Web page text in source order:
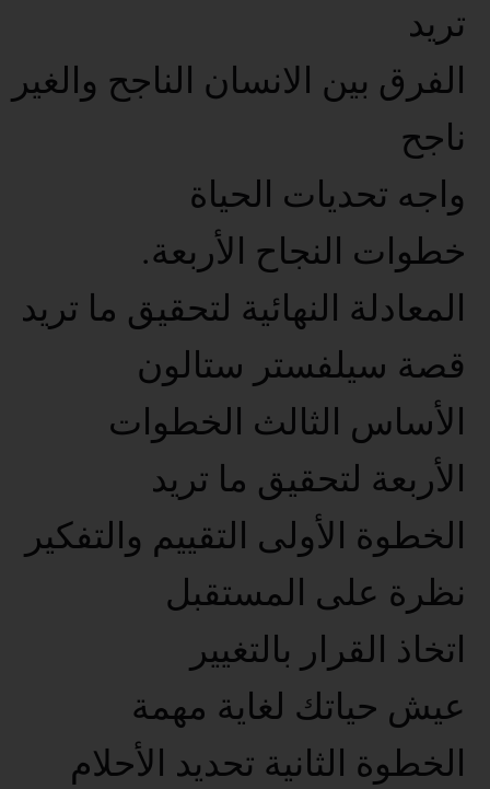
تريد
الفرق بين الانسان الناجح والغير
ناجح
واجه تحديات الحياة
خطوات النجاح الأربعة.
المعادلة النهائية لتحقيق ما تريد
قصة سيلفستر ستالون
الأساس الثالث الخطوات
الأربعة لتحقيق ما تريد
الخطوة الأولى التقييم والتفكير
نظرة على المستقبل
اتخاذ القرار بالتغيير
عيش حياتك لغاية مهمة
الخطوة الثانية تحديد الأحلام